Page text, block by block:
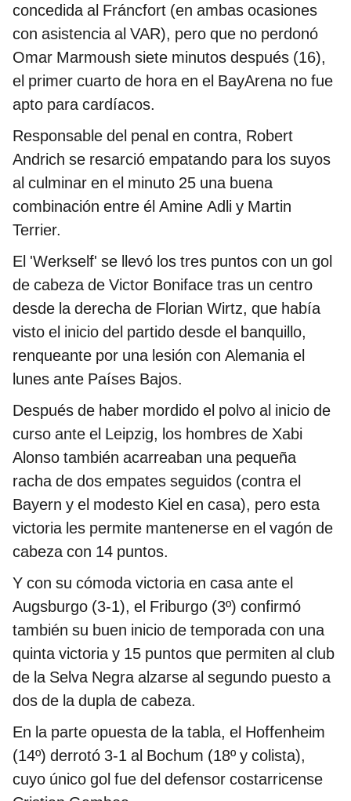
concedida al Fráncfort (en ambas ocasiones
con asistencia al VAR), pero que no perdonó
Omar Marmoush siete minutos después (16),
el primer cuarto de hora en el BayArena no fue
apto para cardíacos.
Responsable del penal en contra, Robert
Andrich se resarció empatando para los suyos
al culminar en el minuto 25 una buena
combinación entre él Amine Adli y Martin
Terrier.
El 'Werkself' se llevó los tres puntos con un gol
de cabeza de Victor Boniface tras un centro
desde la derecha de Florian Wirtz, que había
visto el inicio del partido desde el banquillo,
renqueante por una lesión con Alemania el
lunes ante Países Bajos.
Después de haber mordido el polvo al inicio de
curso ante el Leipzig, los hombres de Xabi
Alonso también acarreaban una pequeña
racha de dos empates seguidos (contra el
Bayern y el modesto Kiel en casa), pero esta
victoria les permite mantenerse en el vagón de
cabeza con 14 puntos.
Y con su cómoda victoria en casa ante el
Augsburgo (3-1), el Friburgo (3º) confirmó
también su buen inicio de temporada con una
quinta victoria y 15 puntos que permiten al club
de la Selva Negra alzarse al segundo puesto a
dos de la dupla de cabeza.
En la parte opuesta de la tabla, el Hoffenheim
(14º) derrotó 3-1 al Bochum (18º y colista),
cuyo único gol fue del defensor costarricense